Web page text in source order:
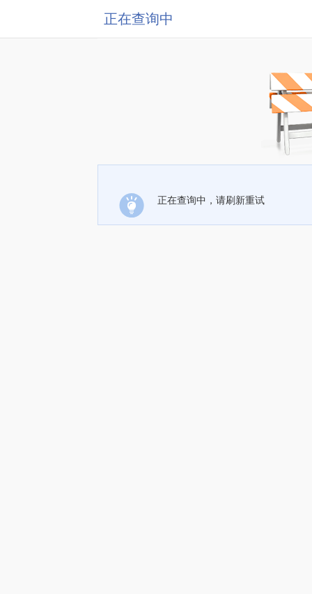
正在查询中
正在查询中，请刷新重试